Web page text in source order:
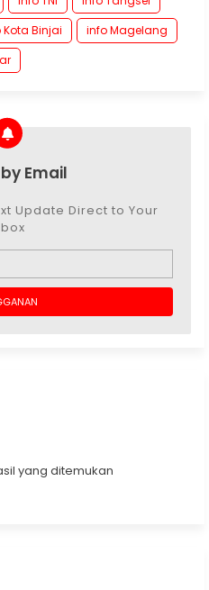
Kota Binjai
info Magelang
Email
Update Direct to Your
yang ditemukan